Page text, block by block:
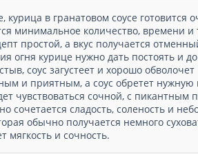
курица в гранатовом соусе готовится
минимальное количество, времени
простой, а вкус получается
огня курице нужно дать постоять и
соус загустеет и хорошо
и приятным, а соус обретет нужную
чувствоваться сочной, с пикантным
сочетается сладость, соленость и
обычно получается немного
мягкость и сочность.